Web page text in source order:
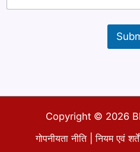
x
Copyright © 2026
गोपनीयता नीति|नियम एवं शर्तें